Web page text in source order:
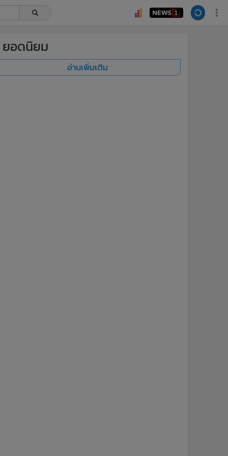
ยอดนิยม
อ่านเพิ่มเติม